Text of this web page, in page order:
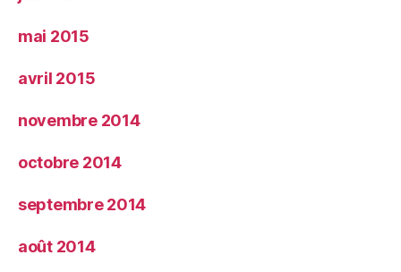
mai 2015
avril 2015
novembre 2014
octobre 2014
septembre 2014
août 2014